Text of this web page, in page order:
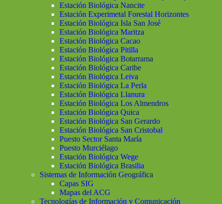
Estación Biológica Nancite
Estación Experimetal Forestal Horizontes
Estación Biológica Isla San José
Estación Biológica Maritza
Estación Biológica Cacao
Estación Biológica Pitilla
Estación Biológica Botarrama
Estación Biológica Caribe
Estación Biológica Leiva
Estación Biológica La Perla
Estación Biológica Llanura
Estación Biológica Los Almendros
Estación Biológica Quica
Estación Biológica San Gerardo
Estación Biológica San Cristobal
Puesto Sector Santa María
Puesto Murciélago
Estación Biológica Wege
Estación Biológica Brasilia
Sistemas de Información Geográfica
Capas SIG
Mapas del ACG
Tecnologías de Información y Comunicación